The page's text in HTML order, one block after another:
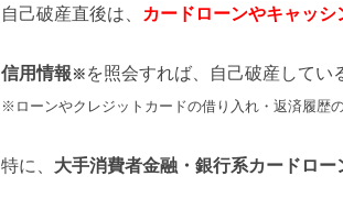
自己破産直後は、 カードローンやキャッ
信用情報※を照会すれば、自己破産してい
※ローンやクレジットカードの借り入れ・返済履歴の
特に、 大手消費者金融・銀行系カードロー